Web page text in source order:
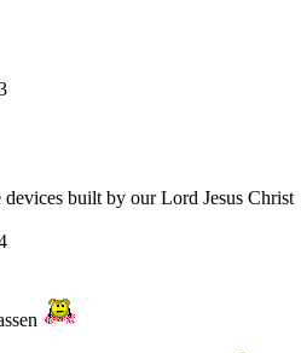
built by our Lord Jesus Christ